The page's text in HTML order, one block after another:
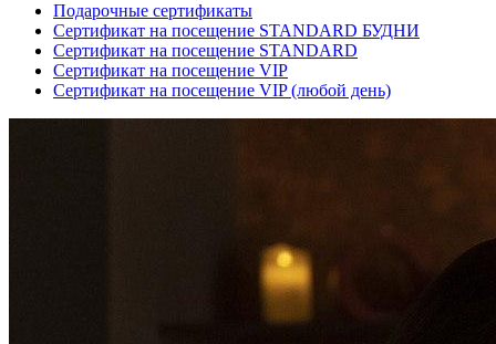
Подарочные сертификаты
Сертификат на посещение STANDARD БУДНИ
Сертификат на посещение STANDARD
Сертификат на посещение VIP
Сертификат на посещение VIP (любой день)